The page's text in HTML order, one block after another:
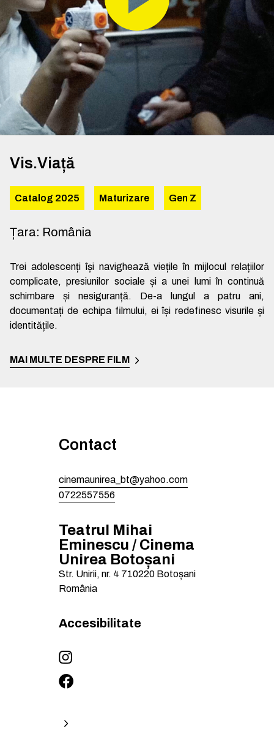
Vis.Viață
Catalog 2025 Maturizare Gen Z
Țara: România
Trei adolescenți își navighează viețile în mijlocul relațiilor
complicate, presiunilor sociale și a unei lumi în continuă
schimbare și nesiguranță. De-a lungul a patru ani,
documentați de echipa filmului, ei își redefinesc visurile și
identitățile.
MAI MULTE DESPRE FILM
Contact
cinemaunirea_bt@yahoo.com
0722557556
Teatrul Mihai
Eminescu / Cinema
Unirea Botoșani
Str. Unirii, nr. 4 710220 Botoșani
România
Accesibilitate